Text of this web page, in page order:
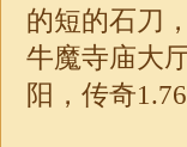
的短的石刀
牛魔寺庙大
阳， 传奇